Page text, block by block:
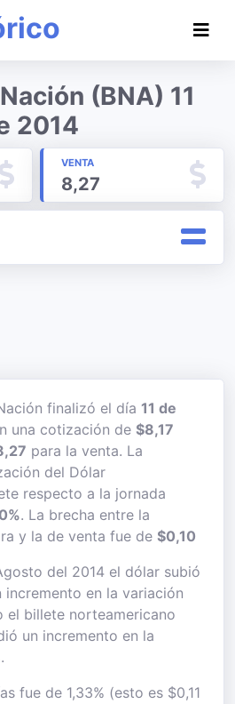
(BNA) 11
2014
VENTA
8,27
finalizó el día 11 de
una cotización de $8,17
para la venta. La
del Dólar
respecto a la jornada
. La brecha entre la
y la de venta fue de $0,10
del 2014 el dólar subió
en la variación
el billete norteamericano
un incremento en la
fue de 1,33% (esto es $0,11